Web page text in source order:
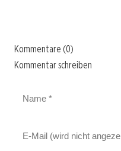
Kommentare (0)
Kommentar schreiben